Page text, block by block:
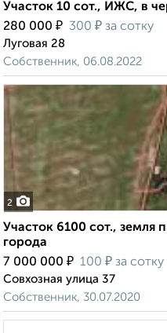
Участок 10 сот., ИЖС, в
280 000 ₽ 300 ₽ за сотку
Луговая 28
Собственник, 06.08.2022
2
Участок 6100 сот., земля
города
7 000 000 ₽ 100 ₽ за сотку
Совхозная улица 37
Собственник, 30.07.2020